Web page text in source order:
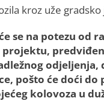
kroz uže gradsko
se na potezu od
odjeljenja,
pošto će doći
kolovoza u